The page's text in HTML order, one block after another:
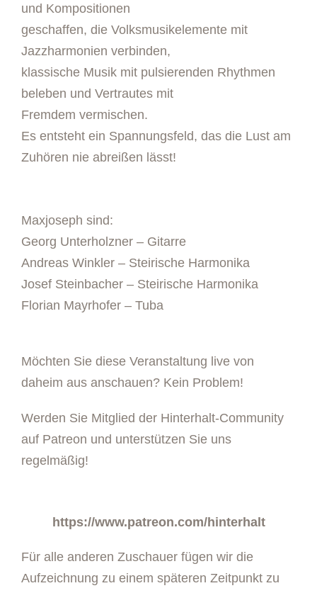
und Kompositionen
geschaffen, die Volksmusikelemente mit
Jazzharmonien verbinden,
klassische Musik mit pulsierenden Rhythmen
beleben und Vertrautes mit
Fremdem vermischen.
Es entsteht ein Spannungsfeld, das die Lust am
Zuhören nie abreißen lässt!
Maxjoseph sind:
Georg Unterholzner – Gitarre
Andreas Winkler – Steirische Harmonika
Josef Steinbacher – Steirische Harmonika
Florian Mayrhofer – Tuba
Möchten Sie diese Veranstaltung live von
daheim aus anschauen? Kein Problem!
Werden Sie Mitglied der Hinterhalt-Community
auf Patreon und unterstützen Sie uns
regelmäßig!
https://www.patreon.com/hinterhalt
Für alle anderen Zuschauer fügen wir die
Aufzeichnung zu einem späteren Zeitpunkt zu